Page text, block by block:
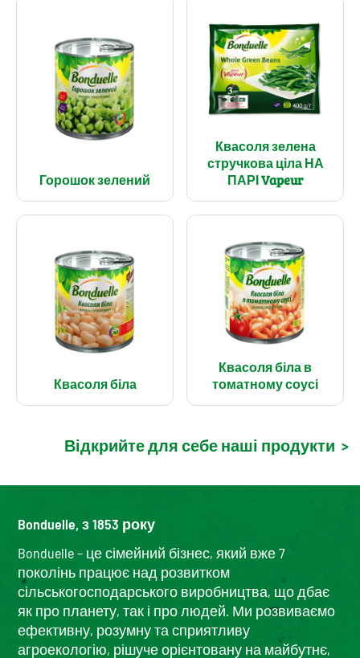
Горошок зелений
Квасоля зелена
стручкова ціла НА
ПАРІ Vapeur
Квасоля біла
Квасоля біла в
томатному соусі
Відкрийте для себе наші продукти >
Bonduelle, з 1853 року
Bonduelle – це сімейний бізнес, який вже 7
поколінь працює над розвитком
сільськогосподарського виробництва, що дбає
як про планету, так і про людей. Ми розвиваємо
ефективну, розумну та сприятливу
агроекологію, рішуче орієнтовану на майбутнє,